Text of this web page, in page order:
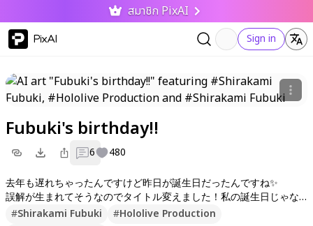
สมาชิก PixAI
PixAI Sign in
Fubuki's birthday!!
6 480
去年も遅れちゃったんですけど昨日が誕生日だったんですね✨️
誤解が生まれてそうなのでタイトル変えました！私の誕生日じゃな
いですよぉ フブキさんのことです✨️
#Shirakami Fubuki #Hololive Production